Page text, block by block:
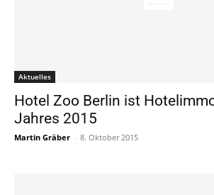
Aktuelles
Hotel Zoo Berlin ist
Jahres 2015
Martin Gräber - 8. Oktober 2015